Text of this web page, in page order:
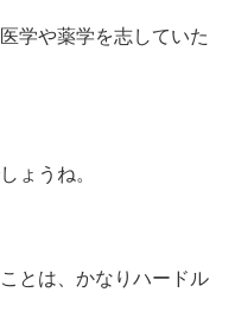
学や薬学を志していた
ょうね。
とは、かなりハードル